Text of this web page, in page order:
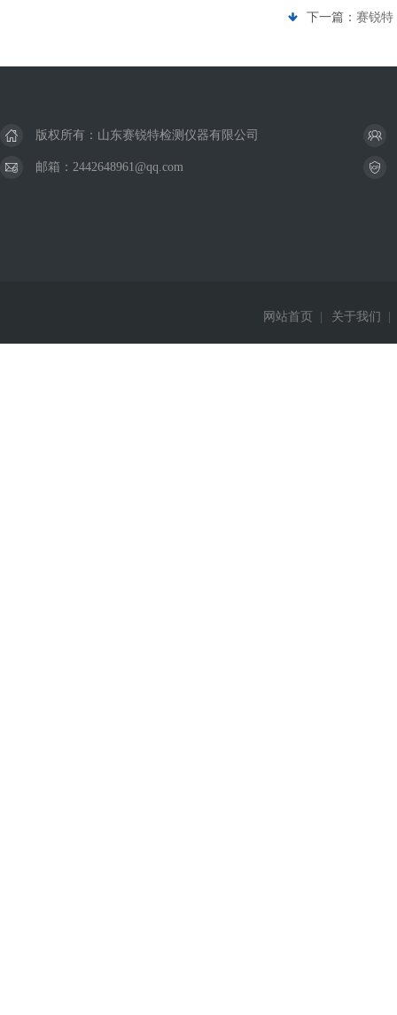
下一篇： 赛锐特
版权所有：山东赛锐特检测仪器有限公司
邮箱：2442648961@qq.com
网站首页 关于我们